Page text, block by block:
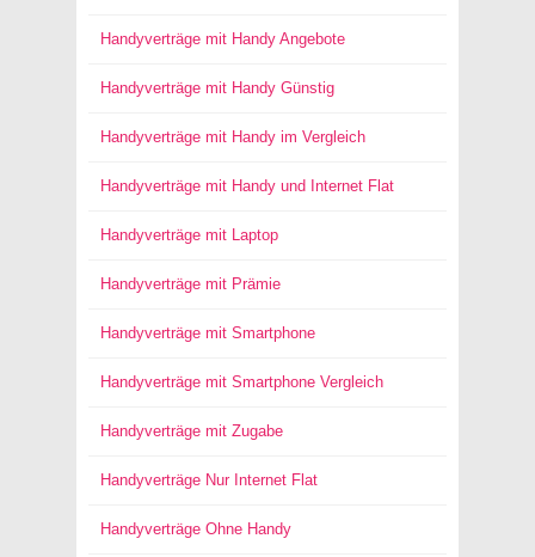
Handyverträge mit Handy Angebote
Handyverträge mit Handy Günstig
Handyverträge mit Handy im Vergleich
Handyverträge mit Handy und Internet Flat
Handyverträge mit Laptop
Handyverträge mit Prämie
Handyverträge mit Smartphone
Handyverträge mit Smartphone Vergleich
Handyverträge mit Zugabe
Handyverträge Nur Internet Flat
Handyverträge Ohne Handy